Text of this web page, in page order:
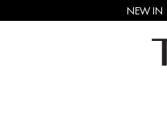
NEW